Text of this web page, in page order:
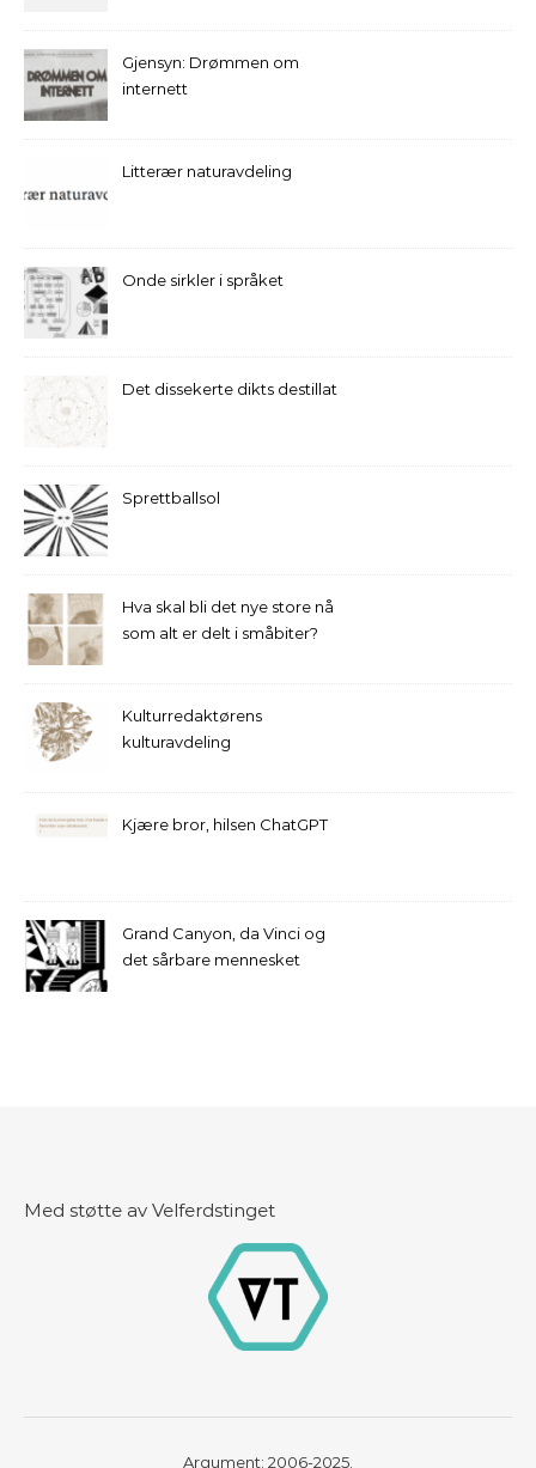
Gjensyn: Drømmen om
internett
Litterær naturavdeling
Onde sirkler i språket
Det dissekerte dikts destillat
Sprettballsol
Hva skal bli det nye store nå
som alt er delt i småbiter?
Kulturredaktørens
kulturavdeling
Kjære bror, hilsen ChatGPT
Grand Canyon, da Vinci og
det sårbare mennesket
Med støtte av Velferdstinget
Argument: 2006-2025.